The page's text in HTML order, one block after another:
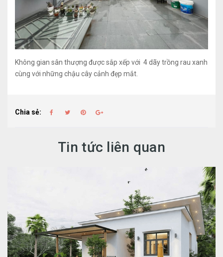
Không gian sân thượng được sắp xếp với 4 dãy trồng rau xanh
cùng với những chậu cây cảnh đẹp mắt.
Chia sẻ:
Tin tức liên quan